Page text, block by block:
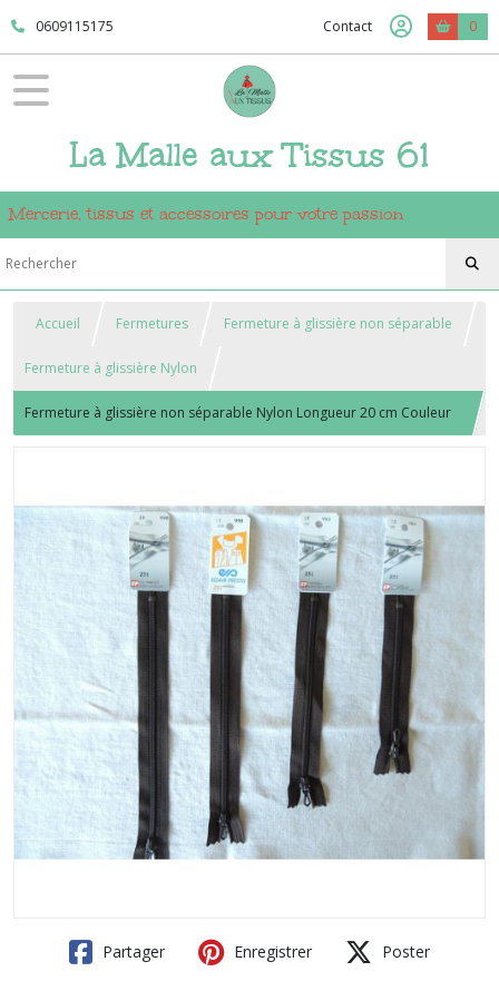
0609115175 Contact 0
La Malle aux Tissus 61
Mercerie, tissus et accessoires pour votre passion
Accueil Fermetures Fermeture à glissière non séparable
Fermeture à glissière Nylon
Fermeture à glissière non séparable Nylon Longueur 20 cm Couleur
Partager Enregistrer Poster